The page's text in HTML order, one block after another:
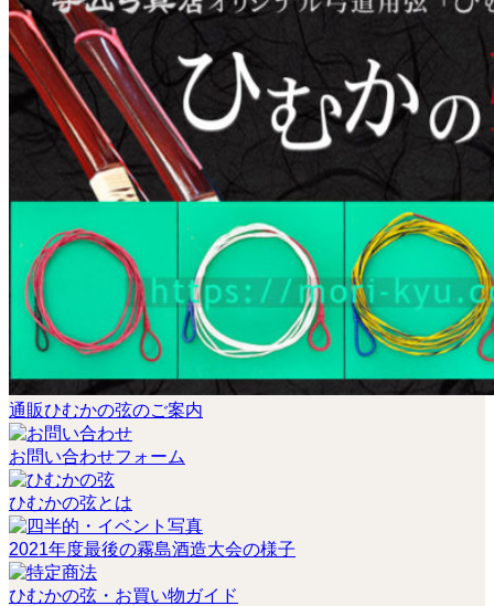
通販ひむかの弦のご案内
お問い合わせフォーム
ひむかの弦とは
2021年度最後の霧島酒造大会の様子
ひむかの弦・お買い物ガイド